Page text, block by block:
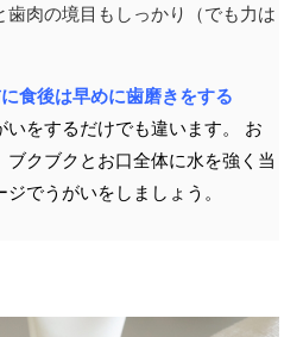
肉の境目もしっかり（でも力は
食後は早めに歯磨きをする
をするだけでも違います。 お
クブクとお口全体に水を強く当
でうがいをしましょう。